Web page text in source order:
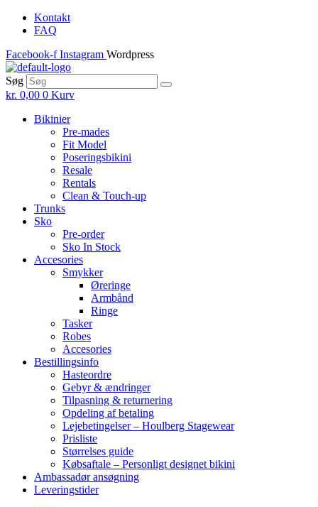
Skip
content
Kontakt
FAQ
Facebook-f Instagram Wordpress
Søg
kr. 0,00 0 Kurv
Bikinier
Pre-mades
Fit Model
Poseringsbikini
Resale
Rentals
Clean & Touch-up
Trunks
Sko
Pre-order
Sko In Stock
Accesories
Smykker
Øreringe
Armbånd
Ringe
Tasker
Robes
Accesories
Bestillingsinfo
Hasteordre
Gebyr & ændringer
Tilpasning & returnering
Opdeling af betaling
Lejebetingelser – Houlberg Stagewear
Prisliste
Størrelses guide
Købsaftale – Personligt designet bikini
Ambassadør ansøgning
Leveringstider